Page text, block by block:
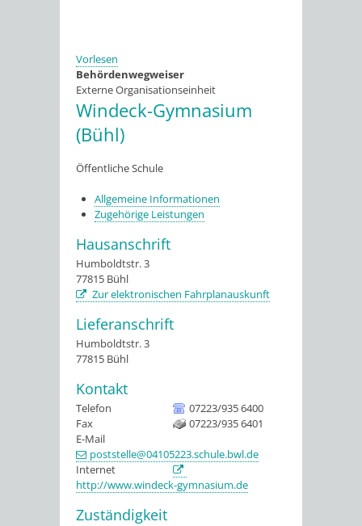
Vorlesen
Behördenwegweiser
Externe Organisationseinheit
Windeck-Gymnasium
(Bühl)
Öffentliche Schule
Allgemeine Informationen
Zugehörige Leistungen
Hausanschrift
Humboldtstr. 3
77815 Bühl
Zur elektronischen Fahrplanauskunft
Lieferanschrift
Humboldtstr. 3
77815 Bühl
Kontakt
Telefon
07223/935 6400
Fax
07223/935 6401
E-Mail
poststelle@04105223.schule.bwl.de
Internet
http://www.windeck-gymnasium.de
Zuständigkeit